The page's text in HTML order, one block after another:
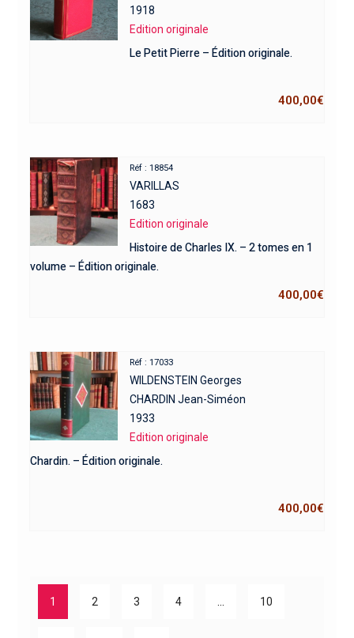
1918
Edition originale
Le Petit Pierre – Édition originale.
400,00€
Réf : 18854
VARILLAS
1683
Edition originale
Histoire de Charles IX. – 2 tomes en 1
volume – Édition originale.
400,00€
Réf : 17033
WILDENSTEIN Georges
CHARDIN Jean-Siméon
1933
Edition originale
Chardin. – Édition originale.
400,00€
1 2 3 4 10